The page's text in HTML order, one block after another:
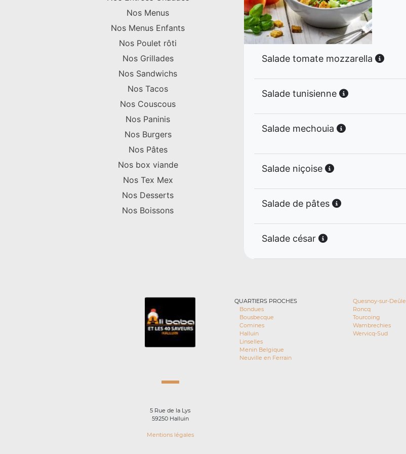
Nos Menus
Nos Menus Enfants
Nos Poulet rôti
Nos Grillades
Nos Sandwichs
Nos Tacos
Nos Couscous
Nos Paninis
Nos Burgers
Nos Pâtes
Nos box viande
Nos Tex Mex
Nos Desserts
Nos Boissons
Salade tomate mozzarella
Salade tunisienne
Salade mechouia
Salade niçoise
Salade de pâtes
Salade césar
5 Rue de la Lys
59250 Halluin
Mentions légales
QUARTIERS PROCHES
Bondues
Bousbecque
Comines
Halluin
Linselles
Menin Belgique
Neuville en Ferrain
Quesnoy-sur-Deûle
Roncq
Tourcoing
Wambrechies
Wervicq-Sud